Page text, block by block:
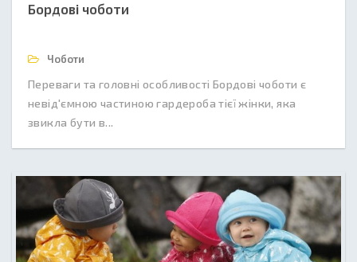
Бордові чоботи
Чоботи
Переваги та головні особливості Бордові чоботи є
невід'ємною частиною гардероба тієї жінки, яка
звикла бути в...